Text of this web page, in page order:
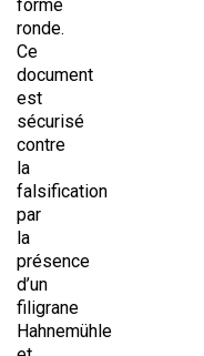
forme
ronde.
Ce
document
est
sécurisé
contre
la
falsification
par
la
présence
d’un
filigrane
Hahnemühle